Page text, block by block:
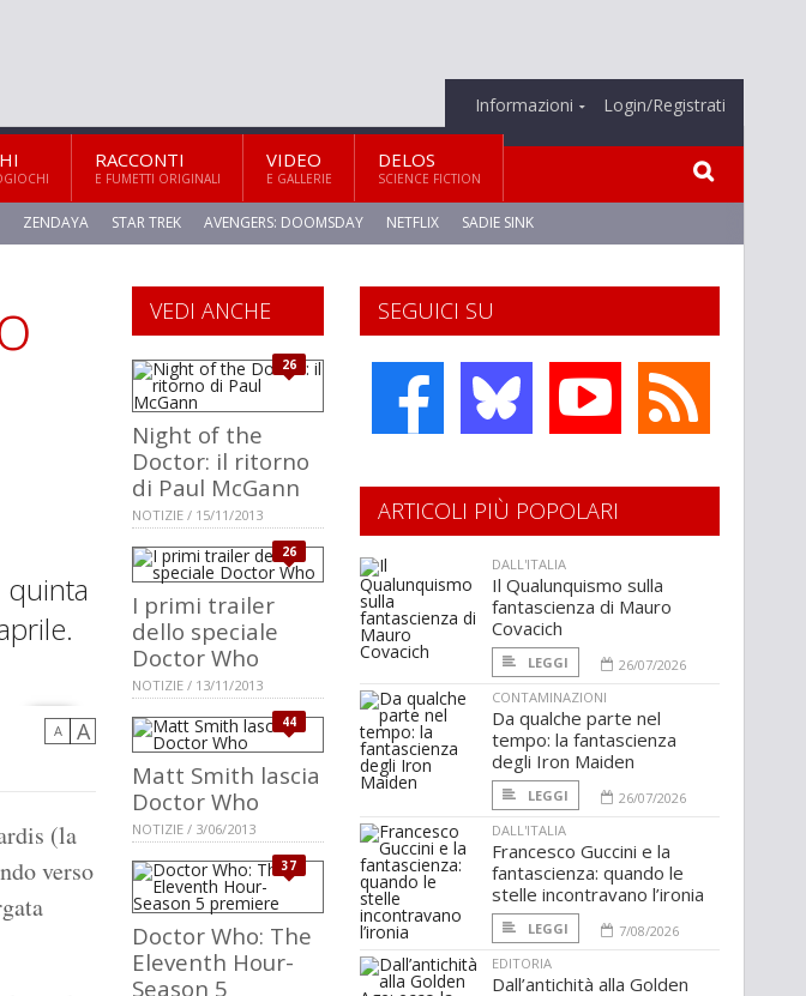
Informazioni Login/Registrati
RACCONTI
E FUMETTI ORIGINALI
VIDEO
E GALLERIE
DELOS
SCIENCE FICTION
ZENDAYA STAR TREK AVENGERS: DOOMSDAY NETFLIX SADIE SINK
quinta
A A
(la
verso
SEGUICI SU
VEDI ANCHE
26
Night of the
Doctor: il ritorno
di Paul McGann
NOTIZIE / 15/11/2013
26
I primi trailer
dello speciale
Doctor Who
NOTIZIE / 13/11/2013
44
Matt Smith lascia
Doctor Who
NOTIZIE / 3/06/2013
37
Doctor Who: The
Eleventh Hour-
Season 5
ARTICOLI PIÙ POPOLARI
DALL'ITALIA
Il Qualunquismo sulla
fantascienza di Mauro
Covacich
LEGGI
26/07/2026
CONTAMINAZIONI
Da qualche parte nel
tempo: la fantascienza
degli Iron Maiden
LEGGI
26/07/2026
DALL'ITALIA
Francesco Guccini e la
fantascienza: quando le
stelle incontravano l’ironia
LEGGI
7/08/2026
EDITORIA
Dall’antichità alla Golden